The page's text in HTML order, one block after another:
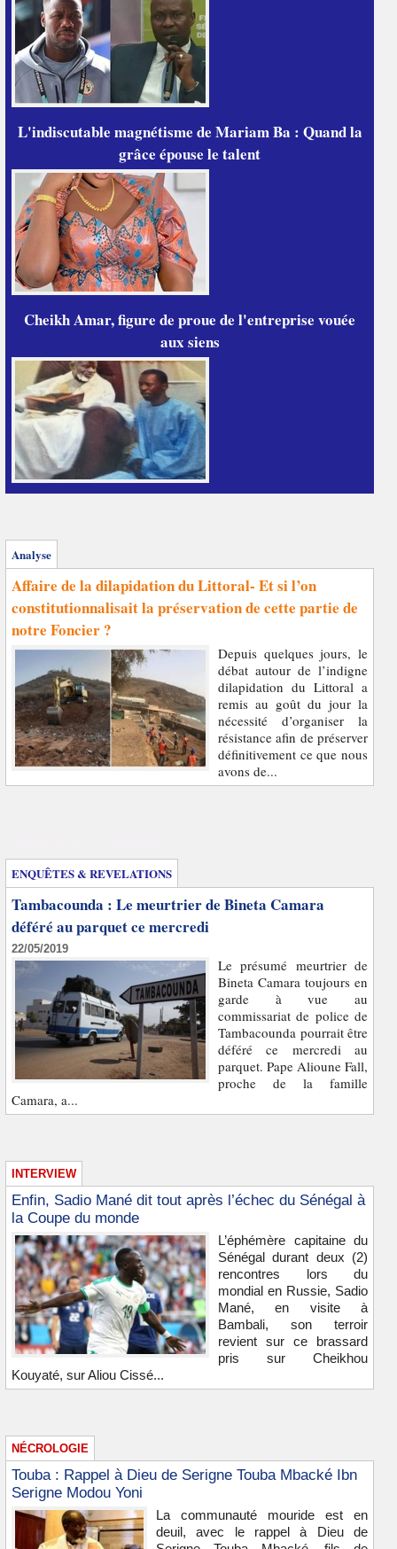
L'indiscutable magnétisme de Mariam Ba : Quand la
grâce épouse le talent
Cheikh Amar, figure de proue de l'entreprise vouée
aux siens
Analyse
Affaire de la dilapidation du Littoral- Et si l’on
constitutionnalisait la préservation de cette partie de
notre Foncier ?
Depuis quelques jours, le
débat autour de l’indigne
dilapidation du Littoral a
remis au goût du jour la
nécessité d’organiser la
résistance afin de préserver
définitivement ce que nous
avons de...
ENQUÊTES & REVELATIONS
Tambacounda : Le meurtrier de Bineta Camara
déféré au parquet ce mercredi
22/05/2019
Le présumé meurtrier de
Bineta Camara toujours en
garde à vue au
commissariat de police de
Tambacounda pourrait être
déféré ce mercredi au
parquet. Pape Alioune Fall,
proche de la famille
Camara, a...
INTERVIEW
Enfin, Sadio Mané dit tout après l’échec du Sénégal à
la Coupe du monde
L’éphémère capitaine du
Sénégal durant deux (2)
rencontres lors du
mondial en Russie, Sadio
Mané, en visite à
Bambali, son terroir
revient sur ce brassard
pris sur Cheikhou
Kouyaté, sur Aliou Cissé...
NÉCROLOGIE
Touba : Rappel à Dieu de Serigne Touba Mbacké Ibn
Serigne Modou Yoni
La communauté mouride est en
deuil, avec le rappel à Dieu de